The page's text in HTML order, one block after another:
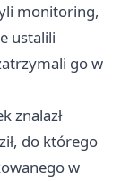
monitoring,
ustalili
go w
znalazł
do którego
w